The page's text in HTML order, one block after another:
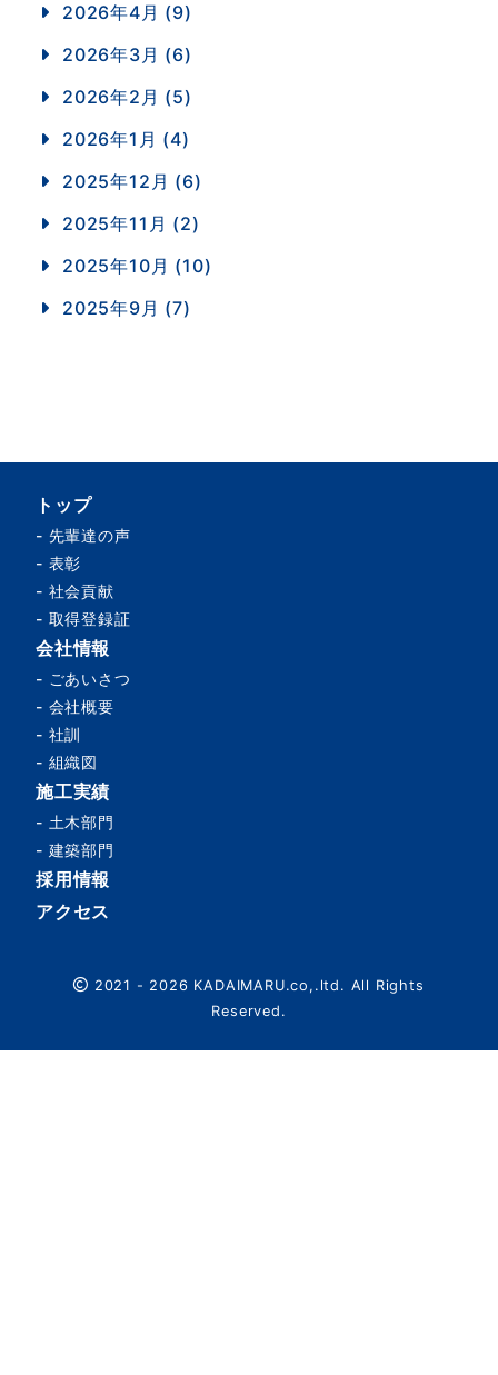
2026年4月 (9)
2026年3月 (6)
2026年2月 (5)
2026年1月 (4)
2025年12月 (6)
2025年11月 (2)
2025年10月 (10)
2025年9月 (7)
トップ
- 先輩達の声
- 表彰
- 社会貢献
- 取得登録証
会社情報
- ごあいさつ
- 会社概要
- 社訓
- 組織図
施工実績
- 土木部門
- 建築部門
採用情報
アクセス
2021 - 2026 KADAIMARU.co,.ltd. All Rights
Reserved.